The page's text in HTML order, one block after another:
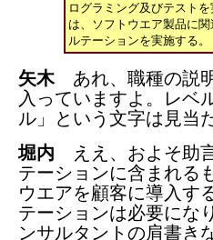
ログラミング及びテスト
は、ソフトウエア製品に
ルテーションを実施する。
矢木あれ、職種の説
入っていますよ。レベ
ル」という文字は見当
堀内 ええ、およそ助
テーションに含まれる
ウエアを顧客に導入す
テーションは必要にな
ンサルタントの肩書き